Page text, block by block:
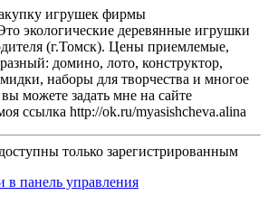
игрушек фирмы
экологические деревянные игрушки
(г.Томск). Цены приемлемые,
домино, лото, конструктор,
наборы для творчества и многое
можете задать мне на сайте
ссылка http://ok.ru/myasishcheva.alina
только зарегистрированным
в панель управления